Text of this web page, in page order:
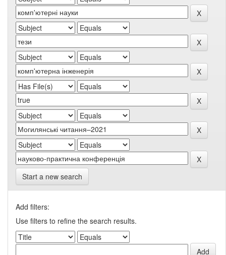
Start a new search
Add filters:
Use filters to refine the search results.